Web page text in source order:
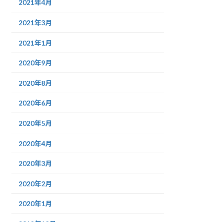
2021年4月
2021年3月
2021年1月
2020年9月
2020年8月
2020年6月
2020年5月
2020年4月
2020年3月
2020年2月
2020年1月